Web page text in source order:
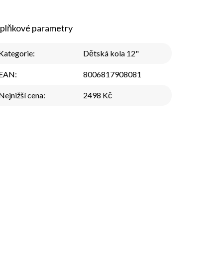
parametry
: Dětská kola 12"
: 8006817908081
cena: 2498 Kč